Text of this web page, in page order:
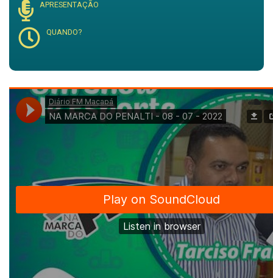
APRESENTAÇÃO
QUANDO?